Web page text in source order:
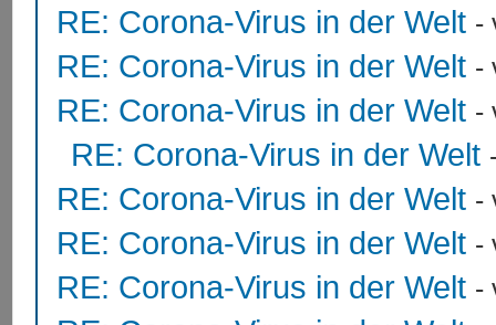
RE: Corona-Virus in der Welt -
RE: Corona-Virus in der Welt -
RE: Corona-Virus in der Welt -
RE: Corona-Virus in der Welt
RE: Corona-Virus in der Welt -
RE: Corona-Virus in der Welt -
RE: Corona-Virus in der Welt -